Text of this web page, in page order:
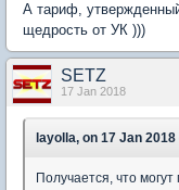
А тариф,
щедрость от УК )))
SETZ
17 Jan 2018
layolla, on 17 Jan 2018
Получается, что